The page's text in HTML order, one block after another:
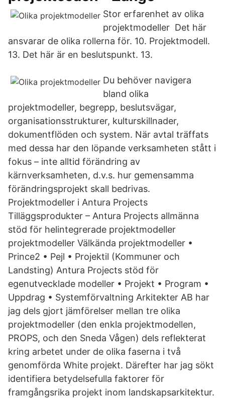
Stor erfarenhet av olika
projektmodeller Det här
ansvarar de olika rollerna för. 10. Projektmodell.
13. Det här är en beslutspunkt. 13.
Du behöver navigera
bland olika
projektmodeller, begrepp, beslutsvägar,
organisationsstrukturer, kulturskillnader,
dokumentflöden och system. När avtal träffats
med dessa har den löpande verksamheten stått i
fokus – inte alltid förändring av
kärnverksamheten, d.v.s. hur gemensamma
förändringsprojekt skall bedrivas.
Projektmodeller i Antura Projects
Tilläggsprodukter – Antura Projects allmänna
stöd för helintegrerade projektmodeller
projektmodeller Välkända projektmodeller •
Prince2 • Pejl • Projektil (Kommuner och
Landsting) Antura Projects stöd för
egenutvecklade modeller • Projekt • Program •
Uppdrag • Systemförvaltning Arkitekter AB har
jag dels gjort jämförelser mellan tre olika
projektmodeller (den enkla projektmodellen,
PROPS, och den Sneda Vågen) dels reflekterat
kring arbetet under de olika faserna i två
genomförda White projekt. Därefter har jag sökt
identifiera betydelsefulla faktorer för
framgångsrika projekt inom landskapsarkitektur.